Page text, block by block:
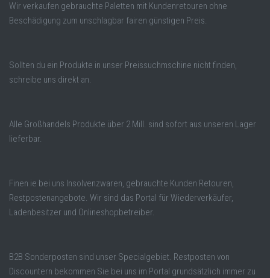
Wir verkaufen gebrauchte Paletten mit Kundenretouren ohne
Beschädigung zum unschlagbar fairen günstigen Preis.
Sollten du ein Produkte in unser Preissuchmschine nicht finden,
schreibe uns direkt an.
Alle Großhandels Produkte über 2 Mill. sind sofort aus unseren Lager
lieferbar.
Finen ie bei uns Insolvenzwaren, gebrauchte Kunden Retouren,
Restpostenangebote. Wir sind das Portal für Wiederverkäufer,
Ladenbesitzer und Onlineshopbetreiber.
B2B Sonderposten sind unser Specialgebiet. Restposten von
Discountern bekommen Sie bei uns im Portal grundsätzlich immer zu